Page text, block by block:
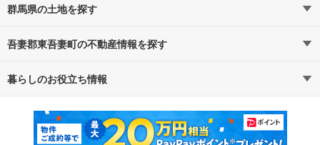
群馬県の土地を探す
路線・駅から探す
通勤・通学時間から探す
吾妻郡東吾妻町の不動産情報を探す
不動産・住宅
新築マンション 中古マンション
暮らしのお役立ち情報
マンションカタログ 教えて！住まいの先生